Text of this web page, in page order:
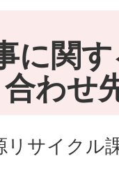
に関
合わせ
リサイクル